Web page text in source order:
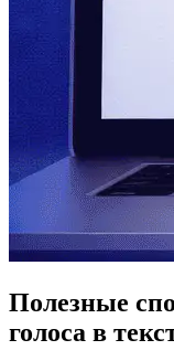
Полезные
голоса в